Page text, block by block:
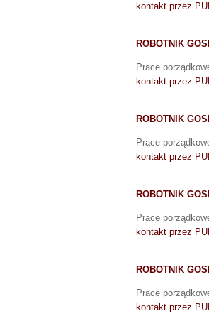
kontakt przez
ROBOTNIK
Prace
kontakt przez
ROBOTNIK
Prace
kontakt przez
ROBOTNIK
Prace
kontakt przez
ROBOTNIK
Prace
kontakt przez